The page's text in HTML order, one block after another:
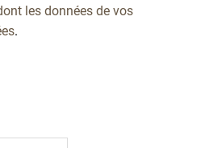
les données de vos
.